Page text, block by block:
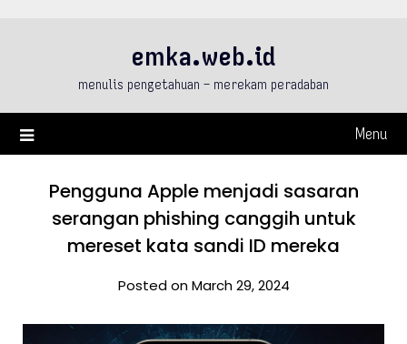
emka.web.id
menulis pengetahuan – merekam peradaban
Menu
Pengguna Apple menjadi sasaran
serangan phishing canggih untuk
mereset kata sandi ID mereka
Posted on March 29, 2024